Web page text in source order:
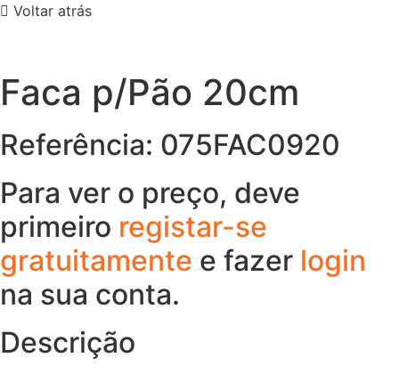
Voltar atrás
Faca p/Pão 20cm
Referência: 075FAC0920
Para ver o preço, deve
primeiro registar-se
gratuitamente e fazer login
na sua conta.
Descrição